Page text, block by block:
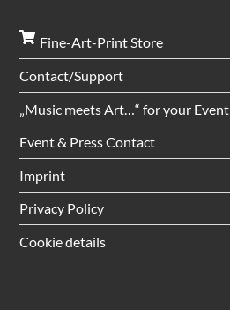
Fine-Art-Print Store
Contact/Support
„Music meets Art…“ for your Event
Event & Press Contact
Imprint
Privacy Policy
Cookie details